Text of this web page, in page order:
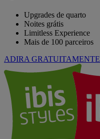
Upgrades de quarto
Noites grátis
Limitless Experience
Mais de 100 parceiros
ADIRA GRATUITAMENTE